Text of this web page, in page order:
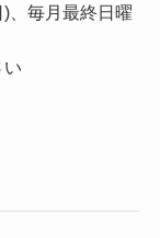
、毎月最終日曜
い